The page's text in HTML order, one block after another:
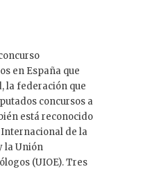
en España que
la federación que
concursos a
está reconocido
de la
la Unión
(UIOE). Tres